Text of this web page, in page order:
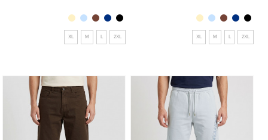
2XL
M
XL
2XL
M
XL